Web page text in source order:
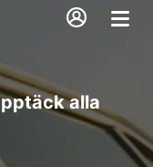
alla